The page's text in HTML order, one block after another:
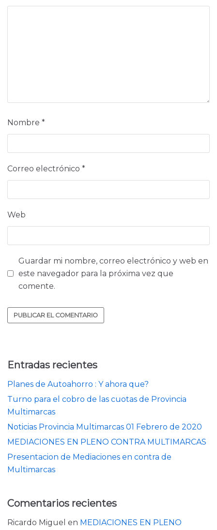
Nombre *
Correo electrónico *
Web
Guardar mi nombre, correo electrónico y web en
este navegador para la próxima vez que
comente.
Entradas recientes
Planes de Autoahorro : Y ahora que?
Turno para el cobro de las cuotas de Provincia
Multimarcas
Noticias Provincia Multimarcas 01 Febrero de 2020
MEDIACIONES EN PLENO CONTRA MULTIMARCAS
Presentacion de Mediaciones en contra de
Multimarcas
Comentarios recientes
Ricardo Miguel en MEDIACIONES EN PLENO